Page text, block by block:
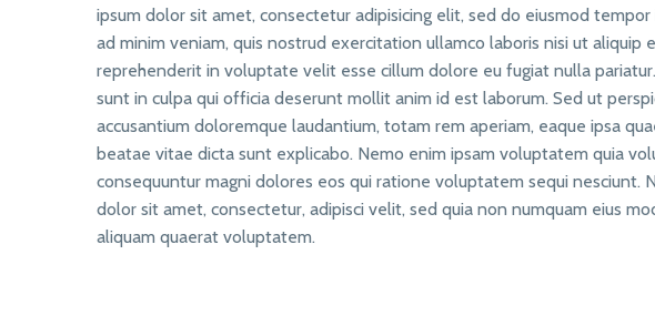
ipsum dolor sit amet, consectetur adipisicing elit, sed do eiusmod
ad minim veniam, quis nostrud exercitation ullamco laboris nisi ut aliquip
reprehenderit in voluptate velit esse cillum dolore eu fugiat nulla
sunt in culpa qui officia deserunt mollit anim id est laborum. Sed ut
accusantium doloremque laudantium, totam rem aperiam, eaque ipsa
beatae vitae dicta sunt explicabo. Nemo enim ipsam voluptatem quia
consequuntur magni dolores eos qui ratione voluptatem sequi nesciunt.
dolor sit amet, consectetur, adipisci velit, sed quia non numquam eius
aliquam quaerat voluptatem.